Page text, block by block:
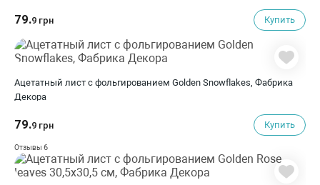
79.9 грн Купить
Ацетатный лист с фольгированием Golden Snowflakes, Фабрика
Декора
79.9 грн Купить
Отзывы 6